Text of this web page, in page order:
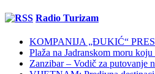
Radio Turizam
KOMPANIJA „ĐUKIĆ“
Plaža na Jadranskom moru
Zanzibar – Vodič za putovanje